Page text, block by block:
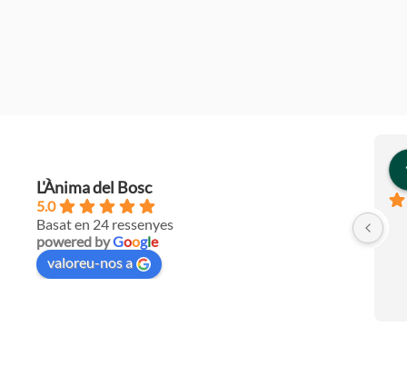
L'Ànima del Bosc
5.0
Basat en 24 ressenyes
powered byGoogle
valoreu-nos a